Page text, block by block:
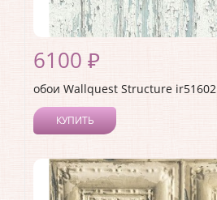
6100 ₽
обои Wallquest Structure ir51602
КУПИТЬ
Коллекция:Structure
Длина рулона:8.2
Ширина рулона:0.68